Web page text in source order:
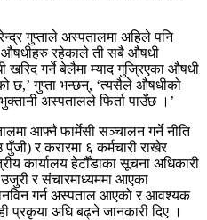
गुप्ताले अस्पतालमा अहिले पनि
रहेकाले ती सबै औषधी
गर्ने बेलैमा म्याद गुज्रिएका औषधी
छ,’ गुप्ता भन्छन्, ‘त्यसैले औषधीको
अस्पतालले फिर्ता पाउँछ ।’
आफ्नै फार्मेसी सञ्चालन गर्ने नीति
र करारमा ६ कर्मचारी राखेर
कार्यालय हेटौँडाका सूचना अधिकारी
र संचारमाध्यममा आएका
गर्न अस्पताल आएको र आवश्यक
प्रकृया अघि बढ्ने जानकारी दिए ।